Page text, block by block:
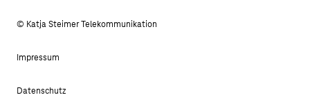
© Katja Steimer Telekommunikation
Impressum
Datenschutz